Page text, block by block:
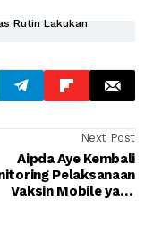
Rutin Lakukan
Next Post
Aipda Aye Kembali
Pelaksanaan
Vaksin Mobile yang